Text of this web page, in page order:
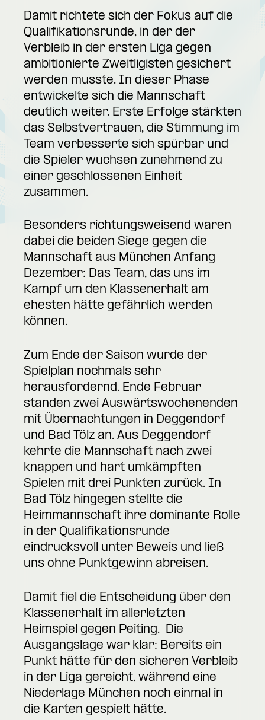
Damit richtete sich der Fokus auf die
Qualifikationsrunde, in der der
Verbleib in der ersten Liga gegen
ambitionierte Zweitligisten gesichert
werden musste. In dieser Phase
entwickelte sich die Mannschaft
deutlich weiter. Erste Erfolge stärkten
das Selbstvertrauen, die Stimmung im
Team verbesserte sich spürbar und
die Spieler wuchsen zunehmend zu
einer geschlossenen Einheit
zusammen.
Besonders richtungsweisend waren
dabei die beiden Siege gegen die
Mannschaft aus München Anfang
Dezember: Das Team, das uns im
Kampf um den Klassenerhalt am
ehesten hätte gefährlich werden
können.
Zum Ende der Saison wurde der
Spielplan nochmals sehr
herausfordernd. Ende Februar
standen zwei Auswärtswochenenden
mit Übernachtungen in Deggendorf
und Bad Tölz an. Aus Deggendorf
kehrte die Mannschaft nach zwei
knappen und hart umkämpften
Spielen mit drei Punkten zurück. In
Bad Tölz hingegen stellte die
Heimmannschaft ihre dominante Rolle
in der Qualifikationsrunde
eindrucksvoll unter Beweis und ließ
uns ohne Punktgewinn abreisen.
Damit fiel die Entscheidung über den
Klassenerhalt im allerletzten
Heimspiel gegen Peiting. Die
Ausgangslage war klar: Bereits ein
Punkt hätte für den sicheren Verbleib
in der Liga gereicht, während eine
Niederlage München noch einmal in
die Karten gespielt hätte.